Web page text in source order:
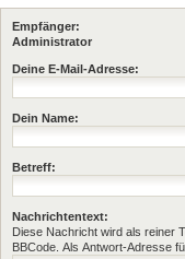
Empfänger:
Administrator
Deine E-Mail-Adresse:
Dein Name:
Betreff:
Nachrichtentext:
Diese Nachricht wird als reiner
BBCode. Als Antwort-Adresse